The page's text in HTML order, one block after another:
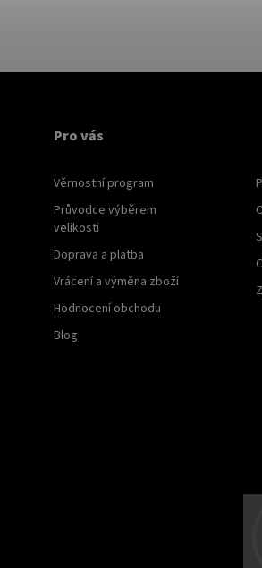
Pro vás
Věrnostní program
Průvodce výběrem
velikosti
Doprava a platba
Vrácení a výměna zboží
Hodnocení obchodu
Blog